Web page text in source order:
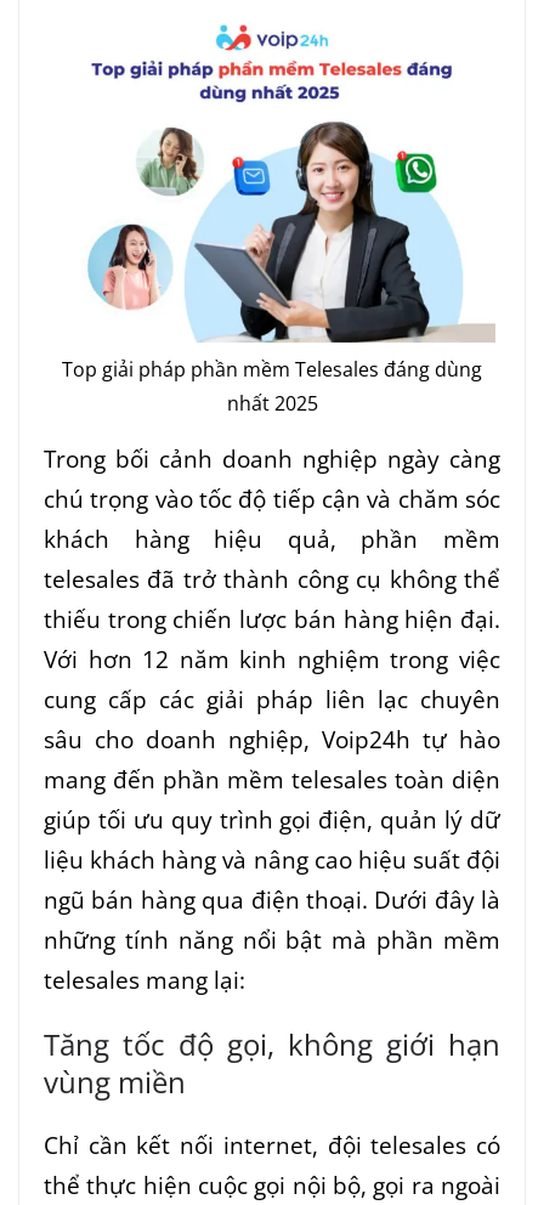
Top giải pháp phần mềm Telesales đáng dùng
nhất 2025
Trong bối cảnh doanh nghiệp ngày càng
chú trọng vào tốc độ tiếp cận và chăm sóc
khách hàng hiệu quả, phần mềm
telesales đã trở thành công cụ không thể
thiếu trong chiến lược bán hàng hiện đại.
Với hơn 12 năm kinh nghiệm trong việc
cung cấp các giải pháp liên lạc chuyên
sâu cho doanh nghiệp, Voip24h tự hào
mang đến phần mềm telesales toàn diện
giúp tối ưu quy trình gọi điện, quản lý dữ
liệu khách hàng và nâng cao hiệu suất đội
ngũ bán hàng qua điện thoại. Dưới đây là
những tính năng nổi bật mà phần mềm
telesales mang lại:
Tăng tốc độ gọi, không giới hạn
vùng miền
Chỉ cần kết nối internet, đội telesales có
thể thực hiện cuộc gọi nội bộ, gọi ra ngoài